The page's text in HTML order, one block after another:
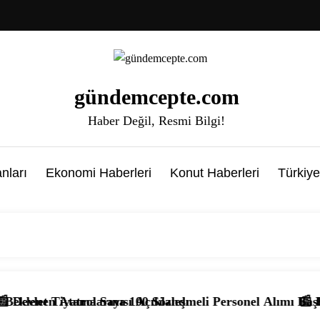
gündemcepte.com
Haber Değil, Resmi Bilgi!
Ekonomi Haberleri Konut Haberleri Türkiye
Açıklandı
100 Sözleşmeli Personel Alımı Başlıyor! Başvuru
📰 KPSS’den 50 ve